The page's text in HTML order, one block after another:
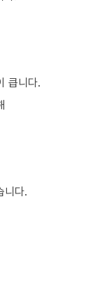
큽니다.
니다.